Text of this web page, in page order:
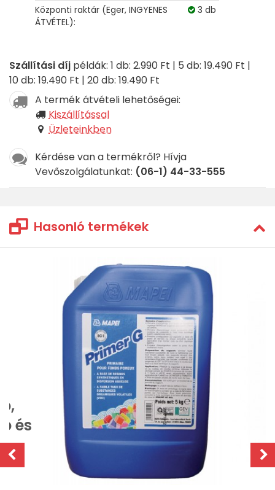
Központi raktár (Eger, INGYENES
ÁTVÉTEL):
3 db
Szállítási díj példák: 1 db: 2.990 Ft | 5 db: 19.490 Ft |
10 db: 19.490 Ft | 20 db: 19.490 Ft
A termék átvételi lehetőségei:
Kiszállítással
Üzleteinkben
Kérdése van a termékről? Hívja
Vevőszolgálatunkat: (06-1) 44-33-555
Hasonló termékek
és